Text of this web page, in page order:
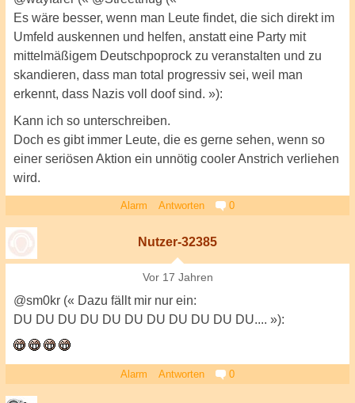
Es wäre besser, wenn man Leute findet, die sich direkt im
Umfeld auskennen und helfen, anstatt eine Party mit
mittelmäßigem Deutschpoprock zu veranstalten und zu
skandieren, dass man total progressiv sei, weil man
erkennt, dass Nazis voll doof sind. »):
Kann ich so unterschreiben.
Doch es gibt immer Leute, die es gerne sehen, wenn so
einer seriösen Aktion ein unnötig cooler Anstrich verliehen
wird.
Alarm Antworten 0
Nutzer-32385
Vor 17 Jahren
@sm0kr (« Dazu fällt mir nur ein:
DU DU DU DU DU DU DU DU DU DU DU.... »):
Alarm Antworten 0